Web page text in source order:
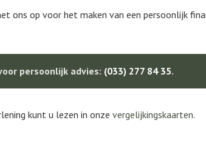
ons op voor het maken van een persoonlijk
persoonlijk advies: (033) 277 84 35.
kunt u lezen in onze vergelijkingskaarten.